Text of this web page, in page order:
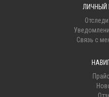
ЛИЧНЫЙ
Связь с